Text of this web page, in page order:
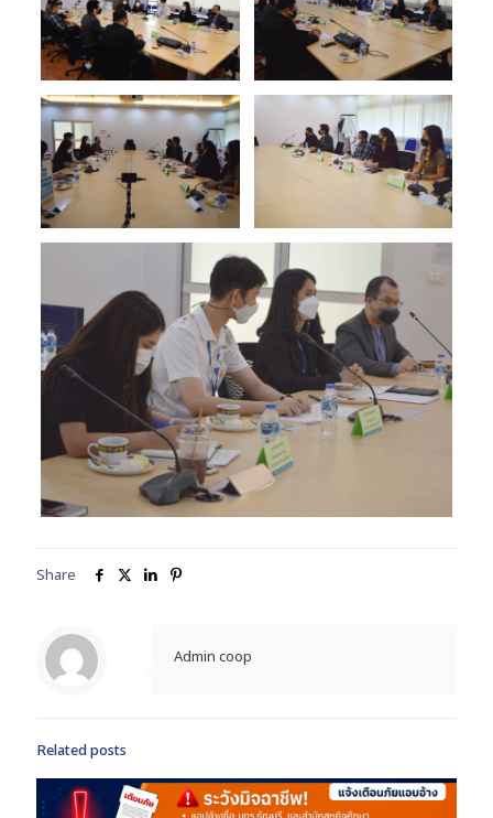
Share
Admin coop
Related posts